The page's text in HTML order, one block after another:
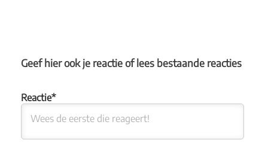
Geef hier ook je reactie of lees bestaande reacties